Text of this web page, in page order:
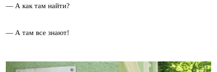
— А как там найти?
— А там все знают!